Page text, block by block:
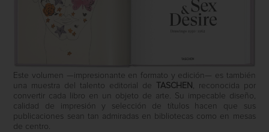
Este volumen —impresionante en formato y edición— es también
una muestra del talento editorial de
TASCHEN , reconocida por
convertir cada libro en un objeto de arte. Su impecable diseño,
calidad de impresión y selección de títulos hacen que sus
publicaciones sean tan admiradas en bibliotecas como en mesas
de centro.